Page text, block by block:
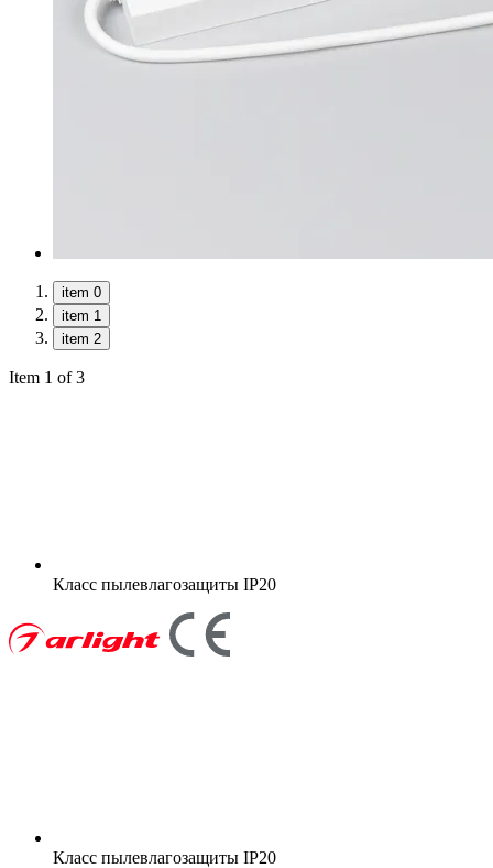
item 0
item 1
item 2
Item 1 of 3
Класс пылевлагозащиты IP20
Класс пылевлагозащиты IP20